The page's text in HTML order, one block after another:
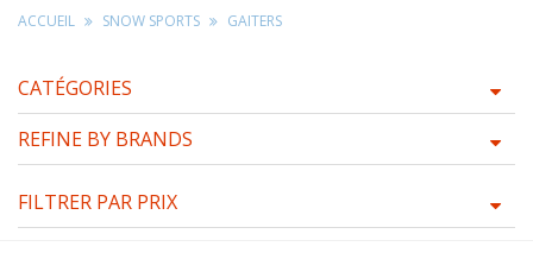
ACCUEIL SNOW SPORTS GAITERS
CATÉGORIES
REFINE BY BRANDS
FILTRER PAR PRIX